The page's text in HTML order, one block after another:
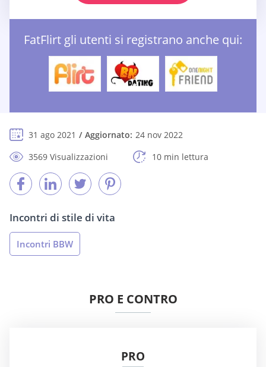
FatFlirt gli utenti si registrano anche qui:
31 ago 2021 Aggiornato: 24 nov 2022
3569 Visualizzazioni
10 min lettura
Incontri di stile di vita
Incontri BBW
PRO E CONTRO
PRO